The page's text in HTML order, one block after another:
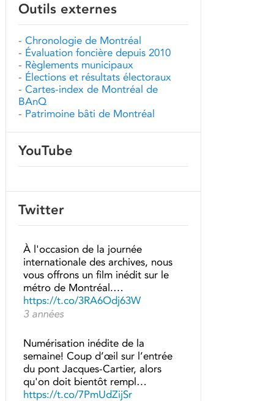
Outils externes
- Chronologie de Montréal
- Évaluation foncière depuis 2010
- Règlements municipaux
- Élections et résultats électoraux
- Cartes-index de Montréal de
BAnQ
- Patrimoine bâti de Montréal
YouTube
Twitter
À l'occasion de la journée
internationale des archives, nous
vous offrons un film inédit sur le
métro de Montréal.…
https://t.co/3RA6Odj63W
3 années
Numérisation inédite de la
semaine! Coup d’œil sur l’entrée
du pont Jacques-Cartier, alors
qu'on doit bientôt rempl…
https://t.co/7PmUdZijSr